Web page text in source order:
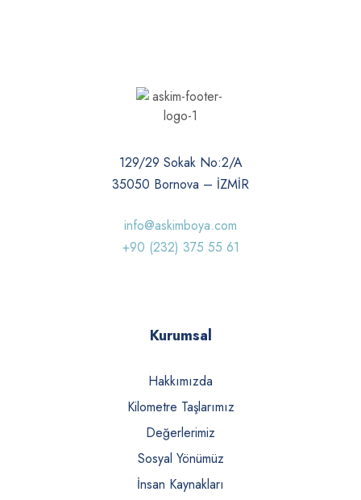
129/29 Sokak No:2/A
35050 Bornova – İZMİR
info@askimboya.com
+90 (232) 375 55 61
Kurumsal
Hakkımızda
Kilometre Taşlarımız
Değerlerimiz
Sosyal Yönümüz
İnsan Kaynakları